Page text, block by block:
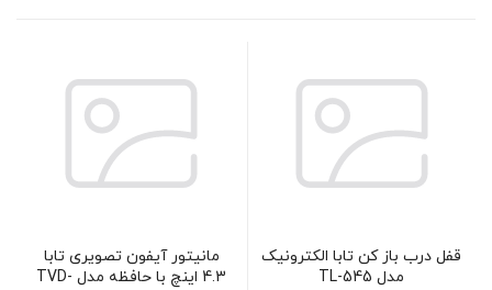
قفل درب باز کن تابا الکترونیک
مدل TL-545
مانیتور آیفون تصویری تابا
4.3 اینچ با حافظه مدل TVD-